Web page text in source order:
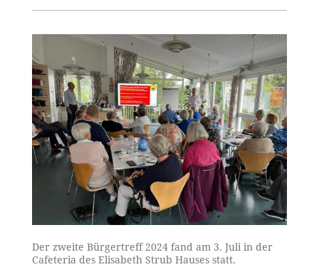
Der zweite Bürgertreff 2024 fand am 3. Juli in der
Cafeteria des Elisabeth Strub Hauses statt.